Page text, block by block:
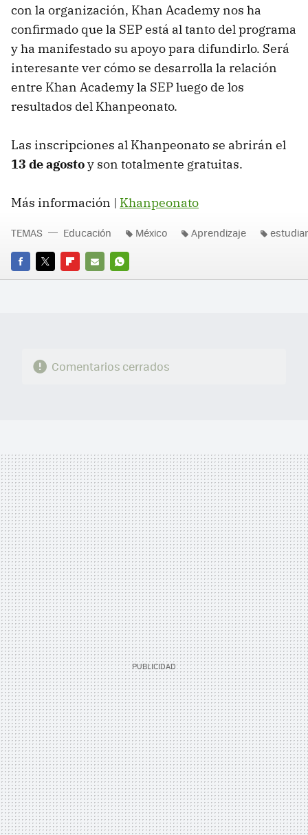
con la organización, Khan Academy nos ha
confirmado que la SEP está al tanto del programa
y ha manifestado su apoyo para difundirlo. Será
interesante ver cómo se desarrolla la relación
entre Khan Academy la SEP luego de los
resultados del Khanpeonato.
Las inscripciones al Khanpeonato se abrirán el
13 de agostoy son totalmente gratuitas.
Más información | Khanpeonato
FACEBOOK
TWITTERFLIPBOARD
E-
WHATSAPP
TEMAS Educación México Aprendizaje
Comentarios cerrados